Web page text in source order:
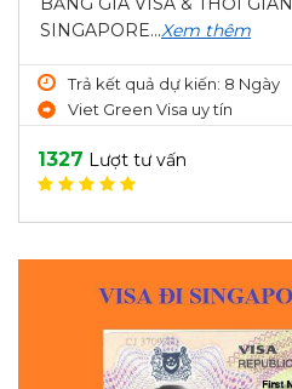
SINGAPORE...Xem thêm
Trả kết quả dự kiến: 8 Ngày
Viet Green Visa uy tín
1327 Lượt tư vấn